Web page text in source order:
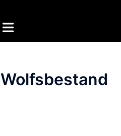
Menü
Wolfsbestand